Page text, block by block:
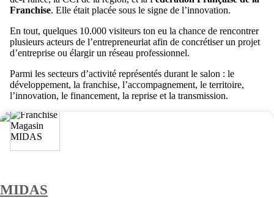
Franchise. Elle était placée sous le signe de l’innovation.
En tout, quelques 10.000 visiteurs ton eu la chance de rencontrer
plusieurs acteurs de l’entrepreneuriat afin de concrétiser un projet
d’entreprise ou élargir un réseau professionnel.
Parmi les secteurs d’activité représentés durant le salon : le
développement, la franchise, l’accompagnement, le territoire,
l’innovation, le financement, la reprise et la transmission.
MIDAS